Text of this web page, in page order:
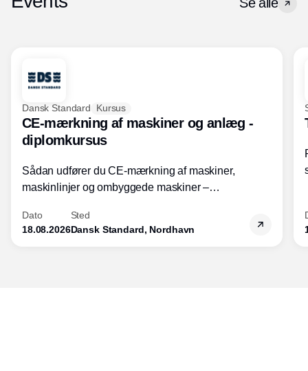
Dansk Standard Kursus
CE-mærkning af maskiner og anlæg -
diplomkursus
Sådan udfører du CE-mærkning af maskiner,
maskinlinjer og ombyggede maskiner –
Dato
18.08.2026
Sted
Dansk Standard, Nordhavn